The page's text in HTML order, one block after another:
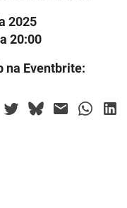
2025
20:00
na Eventbrite: